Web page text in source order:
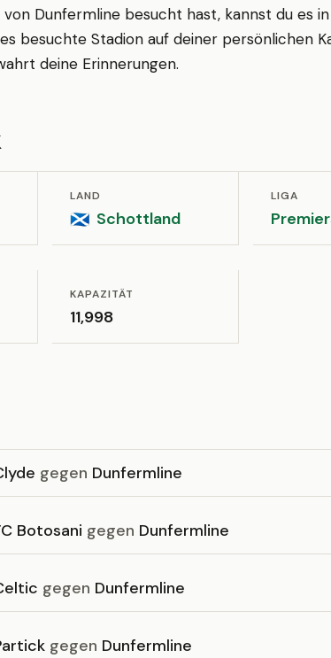
von Dunfermline besucht hast, kannst du es
besuchte Stadion auf deiner persönlichen
deine Erinnerungen.
LAND
🏴󠁧󠁢󠁳󠁣󠁴󠁿 Schottland
LIGA
KAPAZITÄT
11,998
gegen Dunfermline
Botosani gegen Dunfermline
gegen Dunfermline
gegen Dunfermline